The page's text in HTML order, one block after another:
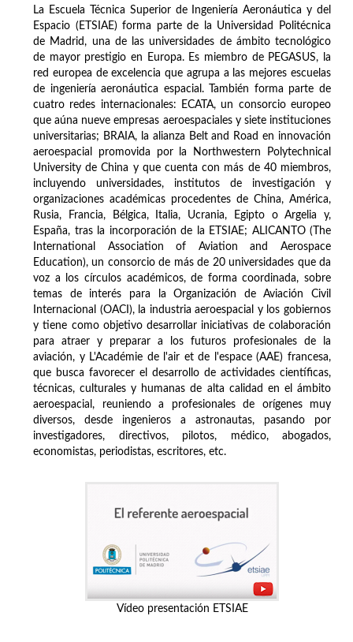
La Escuela Técnica Superior de Ingeniería Aeronáutica y del
Espacio (ETSIAE) forma parte de la Universidad Politécnica
de Madrid, una de las universidades de ámbito tecnológico
de mayor prestigio en Europa. Es miembro de PEGASUS, la
red europea de excelencia que agrupa a las mejores escuelas
de ingeniería aeronáutica espacial. También forma parte de
cuatro redes internacionales: ECATA, un consorcio europeo
que aúna nueve empresas aeroespaciales y siete instituciones
universitarias; BRAIA, la alianza Belt and Road en innovación
aeroespacial promovida por la Northwestern Polytechnical
University de China y que cuenta con más de 40 miembros,
incluyendo universidades, institutos de investigación y
organizaciones académicas procedentes de China, América,
Rusia, Francia, Bélgica, Italia, Ucrania, Egipto o Argelia y,
España, tras la incorporación de la ETSIAE; ALICANTO (The
International Association of Aviation and Aerospace
Education), un consorcio de más de 20 universidades que da
voz a los círculos académicos, de forma coordinada, sobre
temas de interés para la Organización de Aviación Civil
Internacional (OACI), la industria aeroespacial y los gobiernos
y tiene como objetivo desarrollar iniciativas de colaboración
para atraer y preparar a los futuros profesionales de la
aviación, y L'Académie de l'air et de l'espace (AAE) francesa,
que busca favorecer el desarrollo de actividades científicas,
técnicas, culturales y humanas de alta calidad en el ámbito
aeroespacial, reuniendo a profesionales de orígenes muy
diversos, desde ingenieros a astronautas, pasando por
investigadores, directivos, pilotos, médico, abogados,
economistas, periodistas, escritores, etc.
Vídeo presentación ETSIAE